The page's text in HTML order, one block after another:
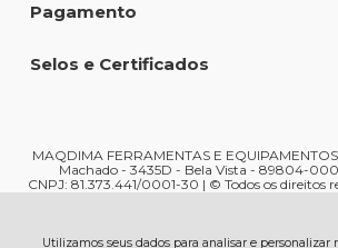
Utilizamos seus dados para analisar e personalizar
Pagamento
Selos e Certificados
MAQDIMA FERRAMENTAS E
Machado - 3435D - Bela Vista - 89804-
CNPJ: 81.373.441/0001-30 | © Todos os direitos